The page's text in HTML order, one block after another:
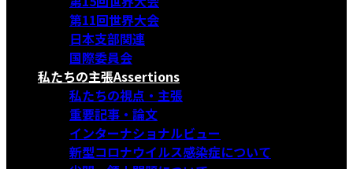
第11回世界大会
日本支部関連
国際委員会
私たちの主張Assertions
私たちの視点・主張
重要記事・論文
インターナショナルビュー
新型コロナウイルス感染症について